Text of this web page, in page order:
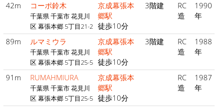
42m
コーポ鈴木
千葉県 千葉市 花見川
区 幕張本郷 5丁目21-2
京成幕張本
郷駅
徒歩10分
3階建
RC
造
1990
年
89m ルマミウラ
千葉県 千葉市 花見川
区 幕張本郷 5丁目25-5
京成幕張本
郷駅
徒歩10分
3階建
RC
造
1988
年
91m RUMAHMIURA
千葉県 千葉市 花見川
区 幕張本郷 5丁目25-5
京成幕張本
郷駅
徒歩10分
RC
造
1987
年